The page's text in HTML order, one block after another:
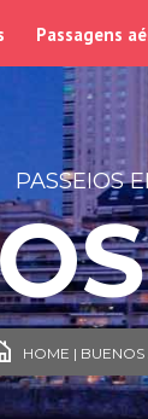
Passagens
PASSEIOS
HOME | BUENOS